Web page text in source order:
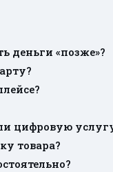
деньги «позже»?
цифровую
товара?